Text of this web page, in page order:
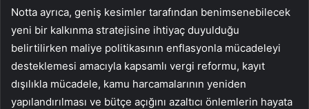
Notta ayrıca, geniş kesimler tarafından benimsenebilecek
yeni bir kalkınma stratejisine ihtiyaç duyulduğu
belirtilirken maliye politikasının enflasyonla mücadeleyi
desteklemesi amacıyla kapsamlı vergi reformu, kayıt
dışılıkla mücadele, kamu harcamalarının yeniden
yapılandırılması ve bütçe açığını azaltıcı önlemlerin hayata